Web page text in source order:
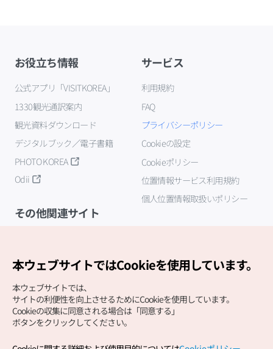
お役立ち情報
公式アプリ「VISITKOREA」
1330観光通訳案内
観光資料ダウンロード
デジタルブック／電子書籍
PHOTO KOREA
Odii
サービス
利用規約
FAQ
プライバシーポリシー
Cookieの設定
Cookieポリシー
位置情報サービス利用規約
個人位置情報取扱いポリシー
その他関連サイト
本ウェブサイトではCookieを使用しています。
本ウェブサイトでは、
サイトの利便性を向上させるためにCookieを使用しています。
Cookieの収集に同意される場合は「同意する」
ボタンをクリックしてください。